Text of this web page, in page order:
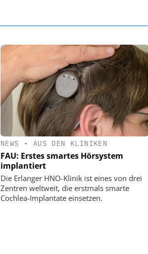
NEWS • AUS DEN KLINIKEN
FAU: Erstes smartes Hörsystem
implantiert
Die Erlanger HNO-Klinik ist eines von drei
Zentren weltweit, die erstmals smarte
Cochlea-Implantate einsetzen.